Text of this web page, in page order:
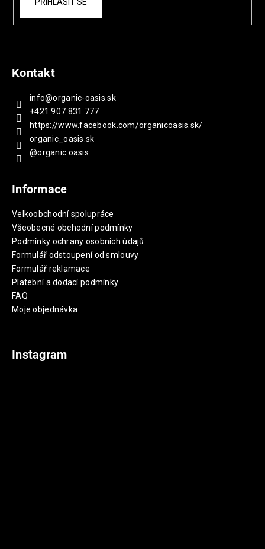
Kontakt
info@organic-oasis.sk
+421 907 831 777
https://www.facebook.com/organicoasis.sk/
organic_oasis.sk
@organic.oasis
Informace
Velkoobchodní spolupráce
Všeobecné obchodní podmínky
Podmínky ochrany osobních údajů
Formulář odstoupení od smlouvy
Formulář reklamace
Platební a dodací podmínky
FAQ
Moje objednávka
Instagram